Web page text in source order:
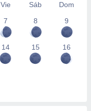
Vie Sáb
Dom
7
8 9
14 15 16